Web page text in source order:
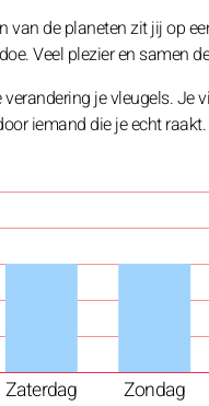
Zaterdag Zondag
van de planeten zit jij op
Veel plezier en samen
je vleugels.
iemand die je echt